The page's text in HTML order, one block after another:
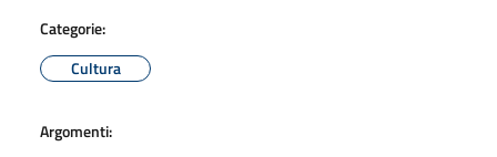
Categorie:
Cultura
Argomenti: